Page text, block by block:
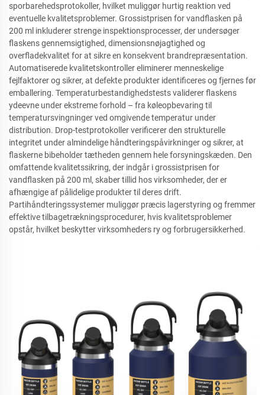
sporbarehedsprotokoller, hvilket muliggør hurtig reaktion ved
eventuelle kvalitetsproblemer. Grossistprisen for vandflasken på
200 ml inkluderer strenge inspektionsprocesser, der undersøger
flaskens gennemsigtighed, dimensionsnøjagtighed og
overfladekvalitet for at sikre en konsekvent brandrepræsentation.
Automatiserede kvalitetskontroller eliminerer menneskelige
fejlfaktorer og sikrer, at defekte produkter identificeres og fjernes før
emballering. Temperaturbestandighedstests validerer flaskens
ydeevne under ekstreme forhold – fra køleopbevaring til
temperatursvingninger ved omgivende temperatur under
distribution. Drop-testprotokoller verificerer den strukturelle
integritet under almindelige håndteringspåvirkninger og sikrer, at
flaskerne bibeholder tætheden gennem hele forsyningskæden. Den
omfattende kvalitetssikring, der indgår i grossistprisen for
vandflasken på 200 ml, skaber tillid hos virksomheder, der er
afhængige af pålidelige produkter til deres drift.
Partihåndteringssystemer muliggør præcis lagerstyring og fremmer
effektive tilbagetrækningsprocedurer, hvis kvalitetsproblemer
opstår, hvilket beskytter virksomheders ry og forbrugersikkerhed.